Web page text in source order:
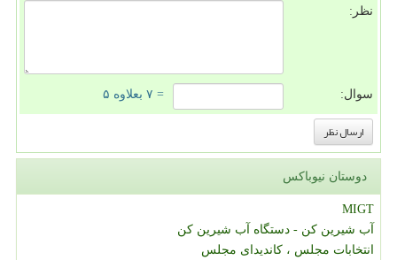
نظر:
سوال: = ۷ بعلاوه ۵
دوستان نیوباکس
MIGT
آب شیرین کن - دستگاه آب شیرین کن
انتخابات مجلس ، کاندیدای مجلس